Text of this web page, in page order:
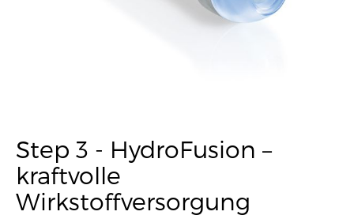
Step 3 - HydroFusion –
kraftvolle
Wirkstoffversorgung